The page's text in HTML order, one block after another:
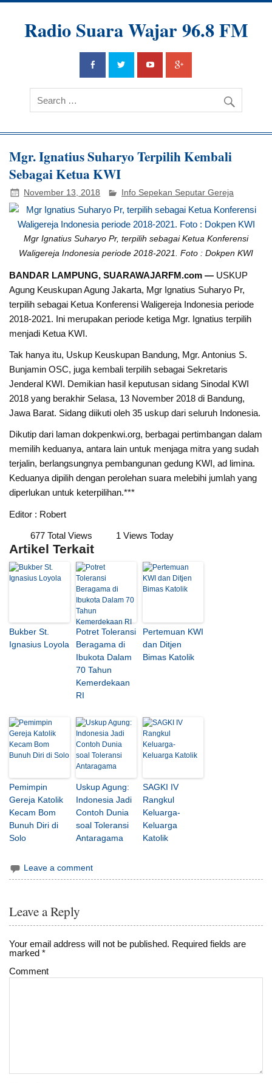
Radio Suara Wajar 96.8 FM
Mgr. Ignatius Suharyo Terpilih Kembali
Sebagai Ketua KWI
November 13, 2018 Info Sepekan Seputar Gereja
Mgr Ignatius Suharyo Pr, terpilih sebagai Ketua Konferensi
Waligereja Indonesia periode 2018-2021. Foto : Dokpen KWI
BANDAR LAMPUNG, SUARAWAJARFM.com — USKUP
Agung Keuskupan Agung Jakarta, Mgr Ignatius Suharyo Pr,
terpilih sebagai Ketua Konferensi Waligereja Indonesia periode
2018-2021. Ini merupakan periode ketiga Mgr. Ignatius terpilih
menjadi Ketua KWI.
Tak hanya itu, Uskup Keuskupan Bandung, Mgr. Antonius S.
Bunjamin OSC, juga kembali terpilih sebagai Sekretaris
Jenderal KWI. Demikian hasil keputusan sidang Sinodal KWI
2018 yang berakhir Selasa, 13 November 2018 di Bandung,
Jawa Barat. Sidang diikuti oleh 35 uskup dari seluruh Indonesia.
Dikutip dari laman dokpenkwi.org, berbagai pertimbangan dalam
memilih keduanya, antara lain untuk menjaga mitra yang sudah
terjalin, berlangsungnya pembangunan gedung KWI, ad limina.
Keduanya dipilih dengan perolehan suara melebihi jumlah yang
diperlukan untuk keterpilihan.***
Editor : Robert
677 Total Views 1 Views Today
Artikel Terkait
Bukber St.
Ignasius Loyola
Potret Toleransi
Beragama di
Ibukota Dalam
70 Tahun
Kemerdekaan
RI
Pertemuan KWI
dan Ditjen
Bimas Katolik
Pemimpin
Gereja Katolik
Kecam Bom
Bunuh Diri di
Solo
Uskup Agung:
Indonesia Jadi
Contoh Dunia
soal Toleransi
Antaragama
SAGKI IV
Rangkul
Keluarga-
Keluarga
Katolik
Leave a comment
Leave a Reply
Your email address will not be published. Required fields are
marked*
Comment